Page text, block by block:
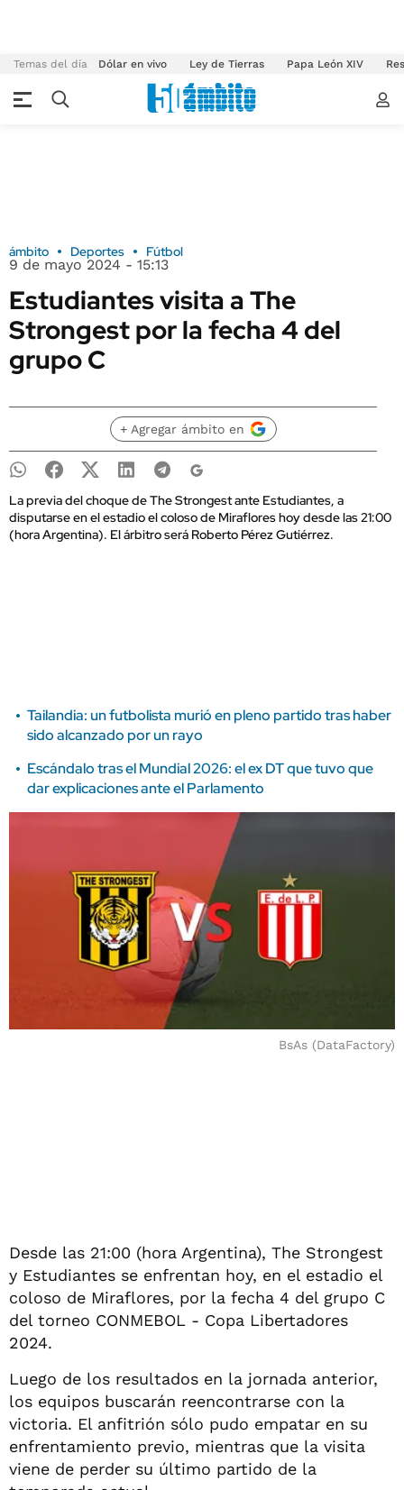
Temas del día Dólar en vivo Ley de Tierras Papa León XIV
ámbito Deportes Fútbol
9 de mayo 2024 - 15:13
Estudiantes visita a The
Strongest por la fecha 4 del
grupo C
+ Agregar ámbito en
La previa del choque de The Strongest ante Estudiantes, a
disputarse en el estadio el coloso de Miraflores hoy desde las 21:00
(hora Argentina). El árbitro será Roberto Pérez Gutiérrez.
Tailandia: un futbolista murió en pleno partido tras haber
sido alcanzado por un rayo
Escándalo tras el Mundial 2026: el ex DT que tuvo que
dar explicaciones ante el Parlamento
BsAs (DataFactory)
Desde las 21:00 (hora Argentina), The Strongest
y Estudiantes se enfrentan hoy, en el estadio el
coloso de Miraflores, por la fecha 4 del grupo C
del torneo CONMEBOL - Copa Libertadores
2024.
Luego de los resultados en la jornada anterior,
los equipos buscarán reencontrarse con la
victoria. El anfitrión sólo pudo empatar en su
enfrentamiento previo, mientras que la visita
viene de perder su último partido de la